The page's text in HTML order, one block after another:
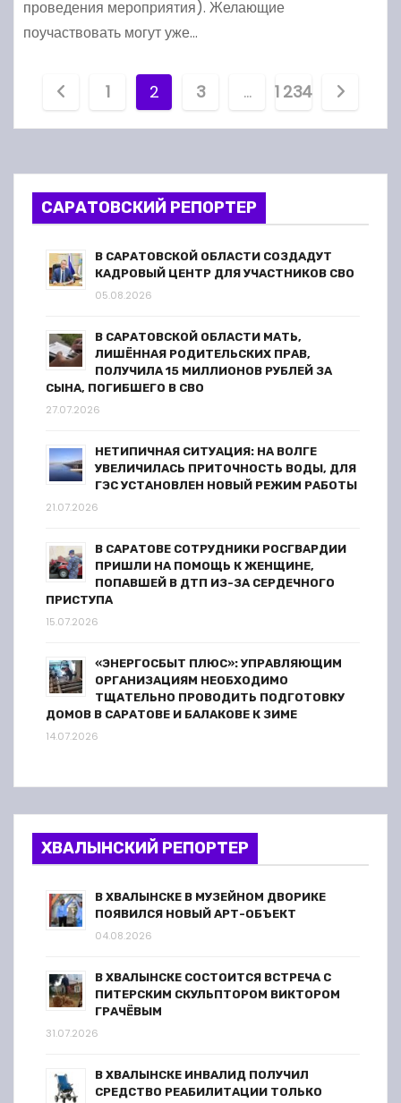
проведения мероприятия). Желающие
поучаствовать могут уже…
а
г
и
а
и
я
а
п
и
с
е
й
1 2 3 … 1 234
САРАТОВСКИЙ РЕПОРТЕР
В САРАТОВСКОЙ ОБЛАСТИ СОЗДАДУТ
КАДРОВЫЙ ЦЕНТР ДЛЯ УЧАСТНИКОВ СВО
05.08.2026
В САРАТОВСКОЙ ОБЛАСТИ МАТЬ,
ЛИШЁННАЯ РОДИТЕЛЬСКИХ ПРАВ,
ПОЛУЧИЛА 15 МИЛЛИОНОВ РУБЛЕЙ ЗА
СЫНА, ПОГИБШЕГО В СВО
27.07.2026
НЕТИПИЧНАЯ СИТУАЦИЯ: НА ВОЛГЕ
УВЕЛИЧИЛАСЬ ПРИТОЧНОСТЬ ВОДЫ, ДЛЯ
ГЭС УСТАНОВЛЕН НОВЫЙ РЕЖИМ РАБОТЫ
21.07.2026
В САРАТОВЕ СОТРУДНИКИ РОСГВАРДИИ
ПРИШЛИ НА ПОМОЩЬ К ЖЕНЩИНЕ,
ПОПАВШЕЙ В ДТП ИЗ-ЗА СЕРДЕЧНОГО
ПРИСТУПА
15.07.2026
«ЭНЕРГОСБЫТ ПЛЮС»: УПРАВЛЯЮЩИМ
ОРГАНИЗАЦИЯМ НЕОБХОДИМО
ТЩАТЕЛЬНО ПРОВОДИТЬ ПОДГОТОВКУ
ДОМОВ В САРАТОВЕ И БАЛАКОВЕ К ЗИМЕ
14.07.2026
ХВАЛЫНСКИЙ РЕПОРТЕР
В ХВАЛЫНСКЕ В МУЗЕЙНОМ ДВОРИКЕ
ПОЯВИЛСЯ НОВЫЙ АРТ-ОБЪЕКТ
04.08.2026
В ХВАЛЫНСКЕ СОСТОИТСЯ ВСТРЕЧА С
ПИТЕРСКИМ СКУЛЬПТОРОМ ВИКТОРОМ
ГРАЧЁВЫМ
31.07.2026
В ХВАЛЫНСКЕ ИНВАЛИД ПОЛУЧИЛ
СРЕДСТВО РЕАБИЛИТАЦИИ ТОЛЬКО